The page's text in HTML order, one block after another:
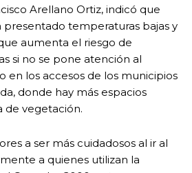
Arellano Ortiz, indicó que
presentado temperaturas bajas y
aumenta el riesgo de
si no se pone atención al
en los accesos de los municipios
donde hay más espacios
de vegetación.
a ser más cuidadosos al ir al
a quienes utilizan la